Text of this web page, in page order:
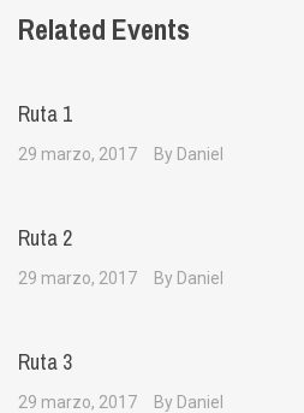
Related Events
Ruta 1
29 marzo, 2017 By Daniel
Ruta 2
29 marzo, 2017 By Daniel
Ruta 3
29 marzo, 2017 By Daniel